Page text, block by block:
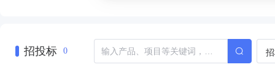
招投标 0